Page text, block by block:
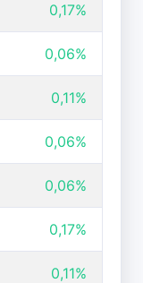
0,17%
0,06%
0,11%
0,06%
0,06%
0,17%
0,11%